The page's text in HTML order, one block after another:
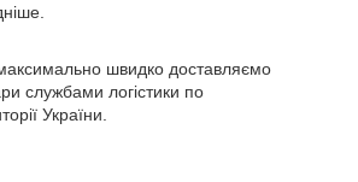
швидко доставляємо
службами логістики по
України.